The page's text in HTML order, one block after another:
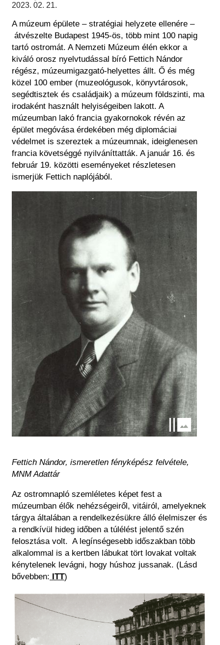
Régészet
Felnőttképzés
Közérdekű adatok
Történeti Fényképtár
Éremtár
Központi Könyvtár
2023. 02. 21.
A múzeum épülete – stratégiai helyzete ellenére –
átvészelte Budapest 1945-ös, több mint 100 napig
tartó ostromát. A Nemzeti Múzeum élén ekkor a
kiváló orosz nyelvtudással bíró Fettich Nándor
régész, múzeumigazgató-helyettes állt. Ő és még
közel 100 ember (muzeológusok, könyvtárosok,
segédtisztek és családjaik) a múzeum földszinti, ma
irodaként használt helyiségeiben lakott. A
múzeumban lakó francia gyakornokok révén az
épület megóvása érdekében még diplomáciai
védelmet is szereztek a múzeumnak, ideiglenesen
francia követséggé nyilváníttatták. A január 16. és
február 19. közötti eseményeket részletesen
ismerjük Fettich naplójából.
Fettich Nándor, ismeretlen fényképész felvétele,
MNM Adattár
Az ostromnapló szemléletes képet fest a
múzeumban élők nehézségeiről, vitáiról, amelyeknek
tárgya általában a rendelkezésükre álló élelmiszer és
a rendkívül hideg időben a túlélést jelentő szén
felosztása volt. A legínségesebb időszakban több
alkalommal is a kertben lábukat tört lovakat voltak
kénytelenek levágni, hogy húshoz jussanak. (Lásd
bővebben: ITT)
Kép